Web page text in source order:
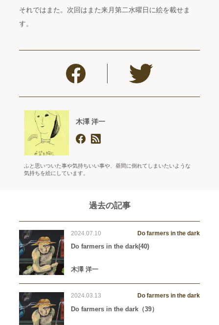
それではまた。次回はまた来月第二水曜日に絵を載せま
す。
木澤 洋一
ふと思いついた事や気持ちいい事や、昼間に倒れてしまいたいような
気持ちを絵にしています。
過去の記事
2024.07.10 Do farmers in the dark
Do farmers in the dark(40)
木澤 洋一
2024.03.13 Do farmers in the dark
Do farmers in the dark（39）